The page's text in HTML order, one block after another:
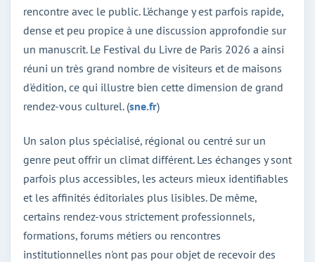
rencontre avec le public. L'échange y est parfois rapide,
dense et peu propice à une discussion approfondie sur
un manuscrit. Le Festival du Livre de Paris 2026 a ainsi
réuni un très grand nombre de visiteurs et de maisons
d'édition, ce qui illustre bien cette dimension de grand
rendez-vous culturel. (sne.fr)
Un salon plus spécialisé, régional ou centré sur un
genre peut offrir un climat différent. Les échanges y sont
parfois plus accessibles, les acteurs mieux identifiables
et les affinités éditoriales plus lisibles. De même,
certains rendez-vous strictement professionnels,
formations, forums métiers ou rencontres
institutionnelles n'ont pas pour objet de recevoir des